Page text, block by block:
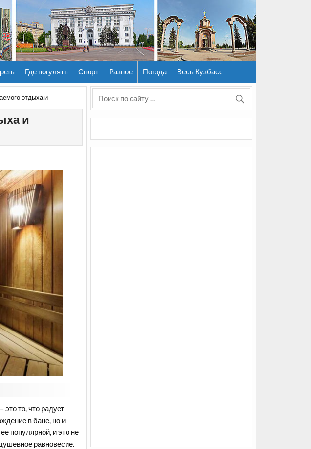
Где погулять Спорт Разное Погода Весь Кузбасс
отдыха и
и
то, что радует
в бане, но и
популярной, и это не
равновесие.